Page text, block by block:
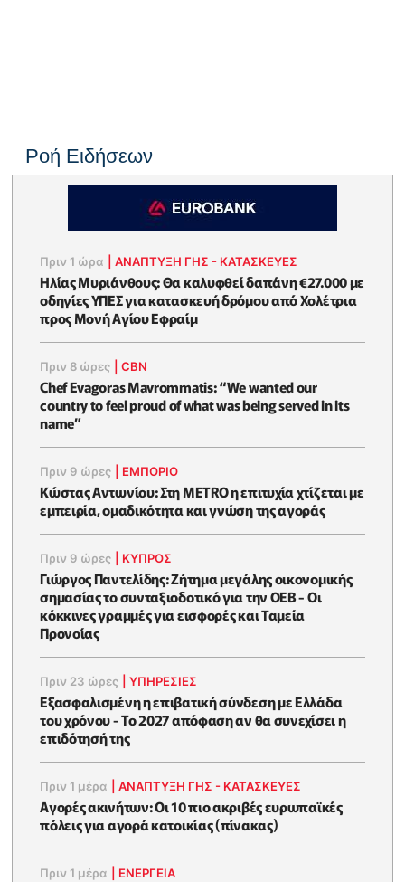
Ροή Ειδήσεων
Πριν 1 ώρα |ΑΝΑΠΤΥΞΗ ΓΗΣ - ΚΑΤΑΣΚΕΥΕΣ
Ηλίας Μυριάνθους: Θα καλυφθεί δαπάνη €27.000 με
οδηγίες ΥΠΕΣ για κατασκευή δρόμου από Χολέτρια
προς Μονή Αγίου Εφραίμ
Πριν 8 ώρες |CBN
Chef Evagoras Mavrommatis: “We wanted our
country to feel proud of what was being served in its
name”
Πριν 9 ώρες ΕΜΠΟΡΙΟ
Κώστας Αντωνίου: Στη METRO η επιτυχία χτίζεται με
εμπειρία, ομαδικότητα και γνώση της αγοράς
Πριν 9 ώρες ΚΥΠΡΟΣ
Γιώργος Παντελίδης: Ζήτημα μεγάλης οικονομικής
σημασίας το συνταξιοδοτικό για την ΟΕΒ - Οι
κόκκινες γραμμές για εισφορές και Ταμεία
Προνοίας
Πριν 23 ώρες |ΥΠΗΡΕΣΙΕΣ
Εξασφαλισμένη η επιβατική σύνδεση με Ελλάδα
του χρόνου - Το 2027 απόφαση αν θα συνεχίσει η
επιδότησή της
Πριν 1 μέρα |ΑΝΑΠΤΥΞΗ ΓΗΣ - ΚΑΤΑΣΚΕΥΕΣ
Αγορές ακινήτων: Οι 10 πιο ακριβές ευρωπαϊκές
πόλεις για αγορά κατοικίας (πίνακας)
Πριν 1 μέρα ΕΝΈΡΓΕΙΑ